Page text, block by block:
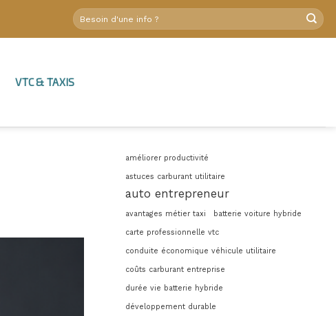
VTC & TAXIS
améliorer productivité
astuces carburant utilitaire
auto entrepreneur
avantages métier taxi batterie voiture hybride
carte professionnelle vtc
conduite économique véhicule utilitaire
coûts carburant entreprise
durée vie batterie hybride
développement durable